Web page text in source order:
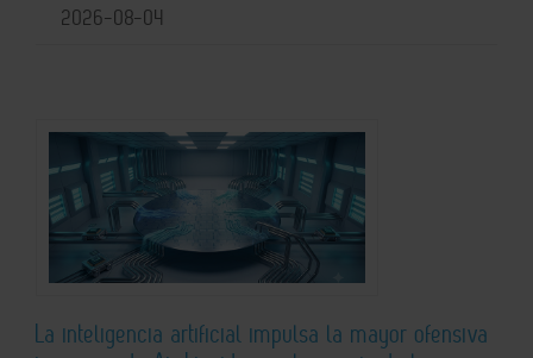
2026-08-04
La inteligencia artificial impulsa la mayor ofensiva